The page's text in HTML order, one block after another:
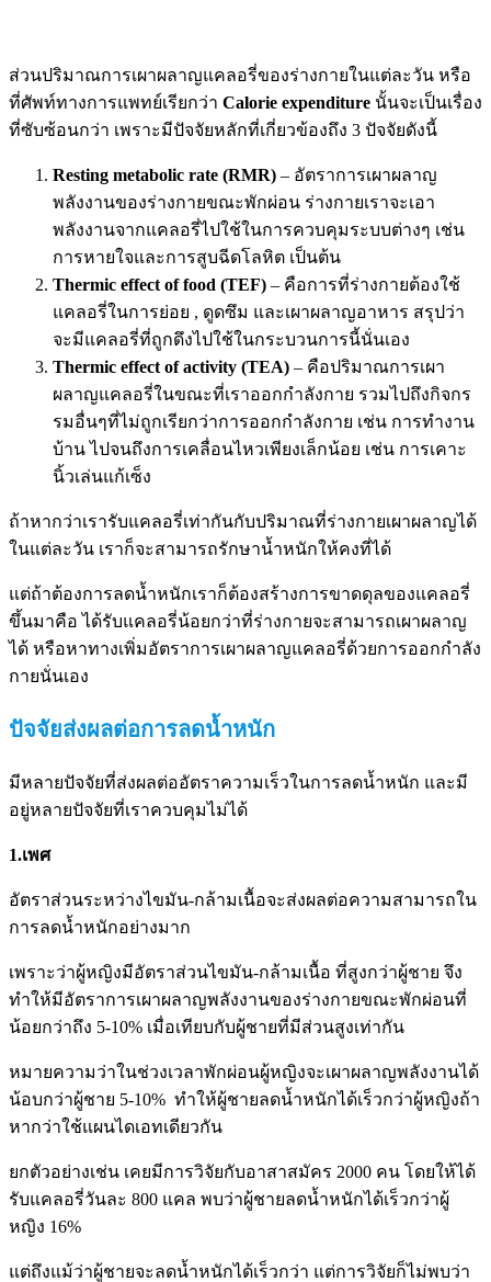
ส่วนปริมาณการเผาผลาญแคลอรี่ของร่างกายในแต่ละวัน หรือ
ที่ศัพท์ทางการแพทย์เรียกว่า Calorie expenditure นั้นจะเป็นเรื่อง
ที่ซับซ้อนกว่า เพราะมีปัจจัยหลักที่เกี่ยวข้องถึง 3 ปัจจัยดังนี้
Resting metabolic rate (RMR) – อัตราการเผาผลาญ
พลังงานของร่างกายขณะพักผ่อน ร่างกายเราจะเอา
พลังงานจากแคลอรี่ไปใช้ในการควบคุมระบบต่างๆ เช่น
การหายใจและการสูบฉีดโลหิต เป็นต้น
Thermic effect of food (TEF) – คือการที่ร่างกายต้องใช้
แคลอรี่ในการย่อย , ดูดซึม และเผาผลาญอาหาร สรุปว่า
จะมีแคลอรี่ที่ถูกดึงไปใช้ในกระบวนการนี้นั่นเอง
Thermic effect of activity (TEA) – คือปริมาณการเผา
ผลาญแคลอรี่ในขณะที่เราออกกำลังกาย รวมไปถึงกิจกร
รมอื่นๆที่ไม่ถูกเรียกว่าการออกกำลังกาย เช่น การทำงาน
บ้าน ไปจนถึงการเคลื่อนไหวเพียงเล็กน้อย เช่น การเคาะ
นิ้วเล่นแก้เซ็ง
ถ้าหากว่าเรารับแคลอรี่เท่ากันกับปริมาณที่ร่างกายเผาผลาญได้
ในแต่ละวัน เราก็จะสามารถรักษาน้ำหนักให้คงที่ได้
แต่ถ้าต้องการลดน้ำหนักเราก็ต้องสร้างการขาดดุลของแคลอรี่
ขึ้นมาคือ ได้รับแคลอรี่น้อยกว่าที่ร่างกายจะสามารถเผาผลาญ
ได้ หรือหาทางเพิ่มอัตราการเผาผลาญแคลอรี่ด้วยการออกกำลัง
กายนั่นเอง
ปัจจัยส่งผลต่อการลดน้ำหนัก
มีหลายปัจจัยที่ส่งผลต่ออัตราความเร็วในการลดน้ำหนัก และมี
อยู่หลายปัจจัยที่เราควบคุมไม่ได้
1.เพศ
อัตราส่วนระหว่างไขมัน-กล้ามเนื้อจะส่งผลต่อความสามารถใน
การลดน้ำหนักอย่างมาก
เพราะว่าผู้หญิงมีอัตราส่วนไขมัน-กล้ามเนื้อ ที่สูงกว่าผู้ชาย จึง
ทำให้มีอัตราการเผาผลาญพลังงานของร่างกายขณะพักผ่อนที่
น้อยกว่าถึง 5-10% เมื่อเทียบกับผู้ชายที่มีส่วนสูงเท่ากัน
หมายความว่าในช่วงเวลาพักผ่อนผู้หญิงจะเผาผลาญพลังงานได้
น้อบกว่าผู้ชาย 5-10% ทำให้ผู้ชายลดน้ำหนักได้เร็วกว่าผู้หญิงถ้า
หากว่าใช้แผนไดเอทเดียวกัน
ยกตัวอย่างเช่น เคยมีการวิจัยกับอาสาสมัคร 2000 คน โดยให้ได้
รับแคลอรี่วันละ 800 แคล พบว่าผู้ชายลดน้ำหนักได้เร็วกว่าผู้
หญิง 16%
แต่ถึงแม้ว่าผู้ชายจะลดน้ำหนักได้เร็วกว่า แต่การวิจัยก็ไม่พบว่า